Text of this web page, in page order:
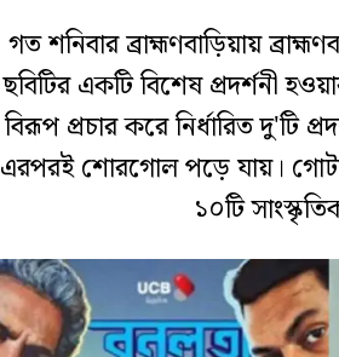
গত শনিবার ব্রাহ্মণবাড়িয়ায়
ছবিটির একটি বিশেষ প্রদর্শনী
বিরূপ প্রচার করে নির্ধারিত দু'টি
এরপরই শোরগোল পড়ে যায়। গোটা
১০টি